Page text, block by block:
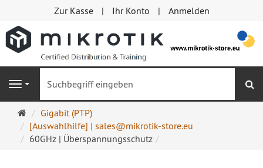
Zur Kasse Ihr Konto Anmelden
Navigation
Startseite
Gigabit (PTP)
[Auswahlhilfe] | sales@mikrotik-store.eu
60GHz | Überspannungsschutz